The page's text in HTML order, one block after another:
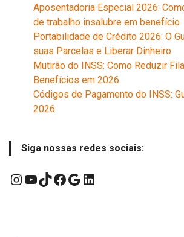
Aposentadoria Especial 2026:
de trabalho insalubre em benefício
Portabilidade de Crédito 2026: O
suas Parcelas e Liberar Dinheiro
Mutirão do INSS: Como Reduzir
Benefícios em 2026
Códigos de Pagamento do INSS:
2026
Siga nossas redes sociais:
Instagram
YouTube
TikTok
Facebook
Google
LinkedIn